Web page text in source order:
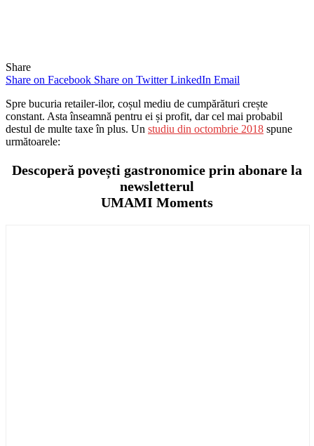
Share
Share on Facebook Share on Twitter LinkedIn Email
Spre bucuria retailer-ilor, coșul mediu de cumpărături crește
constant. Asta înseamnă pentru ei și profit, dar cel mai probabil
destul de multe taxe în plus. Un studiu din octombrie 2018 spune
următoarele:
Descoperă povești gastronomice prin abonare la
newsletterul
UMAMI Moments